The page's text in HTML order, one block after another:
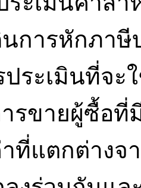
ารหักภาษี
ระเมินที่จ
รขายผู้ซื้อ
ที่แตกต่างจ